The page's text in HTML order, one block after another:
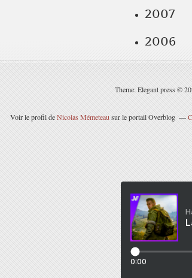
2007
2006
Theme: Elegant press ©
Voir le profil deNicolas Mémeteausur le portail Overblog
0:00